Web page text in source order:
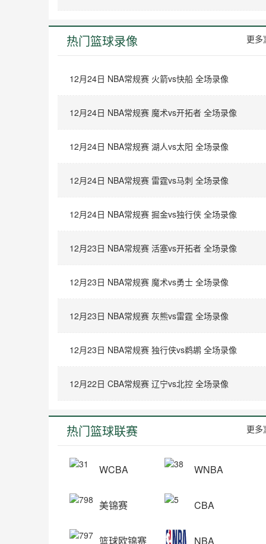
热门篮球录像 更多
12月24日 NBA常规赛 火箭vs快船 全场录像
12月24日 NBA常规赛 魔术vs开拓者 全场录像
12月24日 NBA常规赛 湖人vs太阳 全场录像
12月24日 NBA常规赛 雷霆vs马刺 全场录像
12月24日 NBA常规赛 掘金vs独行侠 全场录像
12月23日 NBA常规赛 活塞vs开拓者 全场录像
12月23日 NBA常规赛 魔术vs勇士 全场录像
12月23日 NBA常规赛 灰熊vs雷霆 全场录像
12月23日 NBA常规赛 独行侠vs鹈鹕 全场录像
12月22日 CBA常规赛 辽宁vs北控 全场录像
热门篮球联赛 更多
WCBA WNBA
美锦赛 CBA
篮球欧锦赛 NBA